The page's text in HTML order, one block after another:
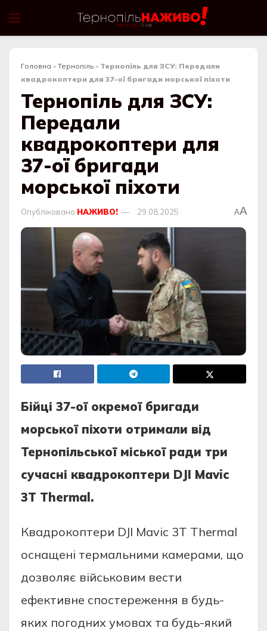
Головна » Тернопіль » Тернопіль для ЗСУ: Передали
квадрокоптери для 37-ої бригади морської піхоти
Тернопіль для ЗСУ:
Передали
квадрокоптери для
37-ої бригади
морської піхоти
Опубліковано НАЖИВО! 29.08.2025 AA
Бійці 37-ої окремої бригади
морської піхоти отримали від
Тернопільської міської ради три
сучасні квадрокоптери DJI Mavic
3T Thermal.
Квадрокоптери DJI Mavic 3T Thermal
оснащені термальними камерами, що
дозволяє військовим вести
ефективне спостереження в будь-
яких погодних умовах та будь-який